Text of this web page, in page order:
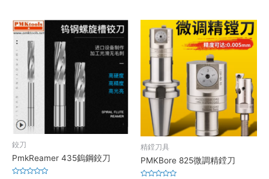
鉸刀
PmkReamer 435鎢鋼鉸刀
精鏜刀具
PMKBore 825微調精鏜刀